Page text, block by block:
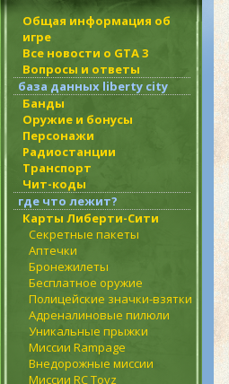
Общая информация об
игре
Все новости о GTA 3
Вопросы и ответы
база данных liberty city
Банды
Оружие и бонусы
Персонажи
Радиостанции
Транспорт
Чит-коды
где что лежит?
Карты Либерти-Сити
Секретные пакеты
Аптечки
Бронежилеты
Бесплатное оружие
Полицейские значки-взятки
Адреналиновые пилюли
Уникальные прыжки
Миссии Rampage
Внедорожные миссии
Миссии RC Toyz